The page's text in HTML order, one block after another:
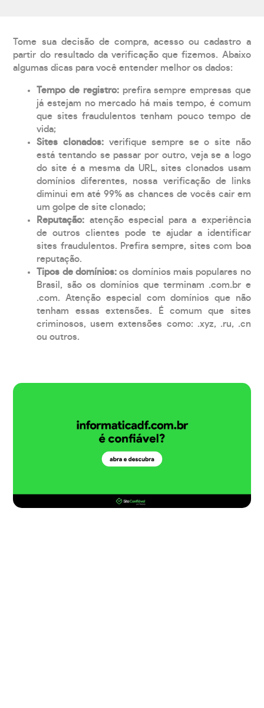
Tome sua decisão de compra, acesso ou cadastro a
partir do resultado da verificação que fizemos. Abaixo
algumas dicas para você entender melhor os dados:
Tempo de registro: prefira sempre empresas que
já estejam no mercado há mais tempo, é comum
que sites fraudulentos tenham pouco tempo de
vida;
Sites clonados: verifique sempre se o site não
está tentando se passar por outro, veja se a logo
do site é a mesma da URL, sites clonados usam
domínios diferentes, nossa verificação de links
diminui em até 99% as chances de vocês cair em
um golpe de site clonado;
Reputação: atenção especial para a experiência
de outros clientes pode te ajudar a identificar
sites fraudulentos. Prefira sempre, sites com boa
reputação.
Tipos de domínios:os domínios mais populares no
Brasil, são os domínios que terminam .com.br e
.com. Atenção especial com domínios que não
tenham essas extensões. É comum que sites
criminosos, usem extensões como: .xyz, .ru, .cn
ou outros.